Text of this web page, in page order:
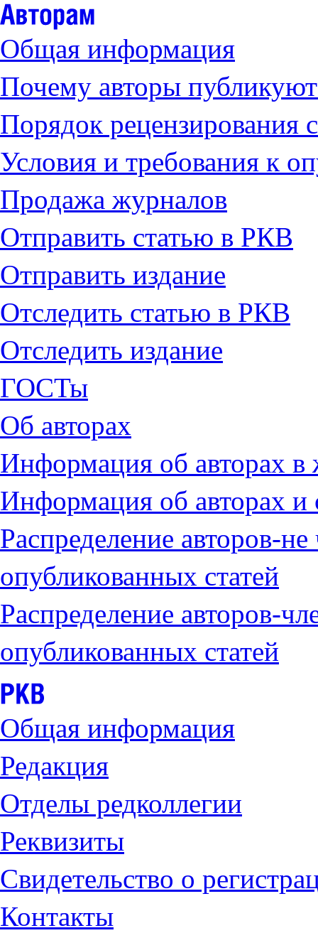
Общая информация
Почему авторы
Порядок рецензирования
Условия и требования к
Продажа журналов
Отправить статью в РКВ
Отправить издание
Отследить статью в РКВ
Отследить издание
ГОСТы
Об авторах
Информация об авторах в
Информация об авторах и
Распределение авторов-
опубликованных статей
Распределение авторов-
опубликованных статей
Общая информация
Редакция
Отделы редколлегии
Реквизиты
Свидетельство о
Контакты